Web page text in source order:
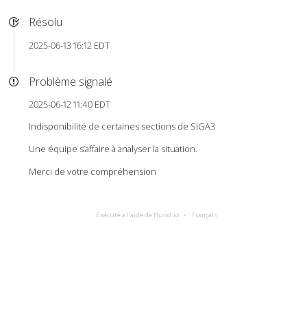
Résolu
2025-06-13 16:12 EDT
Problème signalé
2025-06-12 11:40 EDT
Indisponibilité de certaines sections de SIGA3
Une équipe s’affaire à analyser la situation.
Merci de votre compréhension
Exécuté à l’aide de Hund.io Français